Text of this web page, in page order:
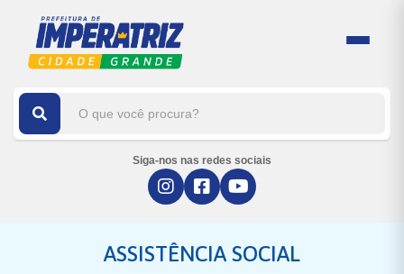
Siga-nos nas redes sociais
ASSISTÊNCIA SOCIAL